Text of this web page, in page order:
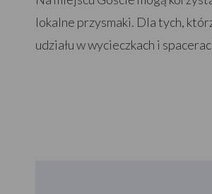
lokalne przysmaki. Dla tych,
udziału w wycieczkach i